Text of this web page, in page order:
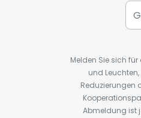
Melden Sie sich
und
Reduzierungen
Abmeldung ist